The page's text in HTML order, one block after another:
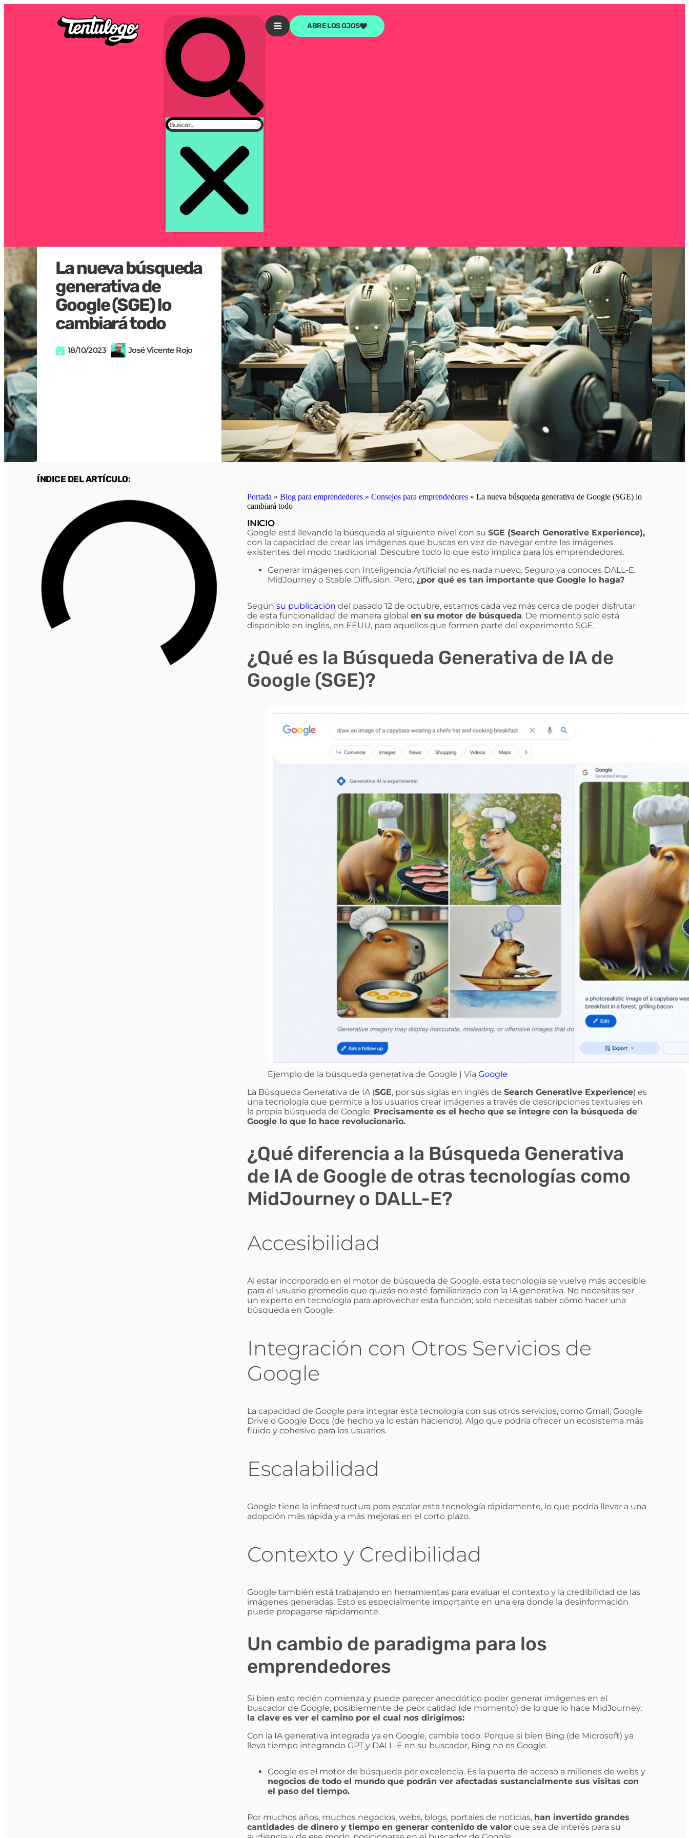
ABRE LOS OJOS
La nueva búsqueda
generativa de
Google (SGE) lo
cambiará todo
18/10/2023 José Vicente Rojo
ÍNDICE DEL ARTÍCULO:
Portada » Blog para emprendedores » Consejos para emprendedores » La nueva búsqueda generativa de Google (SGE) lo
cambiará todo
INICIO
Google está llevando la búsqueda al siguiente nivel con su SGE (Search Generative Experience),
con la capacidad de crear las imágenes que buscas en vez de navegar entre las imágenes
existentes del modo tradicional. Descubre todo lo que esto implica para los emprendedores.
Generar imágenes con Inteligencia Artificial no es nada nuevo. Seguro ya conoces DALL-E,
MidJourney o Stable Diffusion. Pero, ¿por qué es tan importante que Google lo haga?
Según su publicación del pasado 12 de octubre, estamos cada vez más cerca de poder disfrutar
de esta funcionalidad de manera global en su motor de búsqueda. De momento solo está
disponible en inglés, en EEUU, para aquellos que formen parte del experimento SGE.
¿Qué es la Búsqueda Generativa de IA de
Google (SGE)?
Ejemplo de la búsqueda generativa de Google | Vía Google
La Búsqueda Generativa de IA (SGE, por sus siglas en inglés de Search Generative Experience) es
una tecnología que permite a los usuarios crear imágenes a través de descripciones textuales en
la propia búsqueda de Google. Precisamente es el hecho que se integre con la búsqueda de
Google lo que lo hace revolucionario.
¿Qué diferencia a la Búsqueda Generativa
de IA de Google de otras tecnologías como
MidJourney o DALL-E?
Accesibilidad
Al estar incorporado en el motor de búsqueda de Google, esta tecnología se vuelve más accesible
para el usuario promedio que quizás no esté familiarizado con la IA generativa. No necesitas ser
un experto en tecnología para aprovechar esta función; solo necesitas saber cómo hacer una
búsqueda en Google.
Integración con Otros Servicios de
Google
La capacidad de Google para integrar esta tecnología con sus otros servicios, como Gmail, Google
Drive o Google Docs (de hecho ya lo están haciendo). Algo que podría ofrecer un ecosistema más
fluido y cohesivo para los usuarios.
Escalabilidad
Google tiene la infraestructura para escalar esta tecnología rápidamente, lo que podría llevar a una
adopción más rápida y a más mejoras en el corto plazo.
Contexto y Credibilidad
Google también está trabajando en herramientas para evaluar el contexto y la credibilidad de las
imágenes generadas. Esto es especialmente importante en una era donde la desinformación
puede propagarse rápidamente.
Un cambio de paradigma para los
emprendedores
Si bien esto recién comienza y puede parecer anecdótico poder generar imágenes en el
buscador de Google, posiblemente de peor calidad (de momento) de lo que lo hace MidJourney,
la clave es ver el camino por el cual nos dirigimos:
Con la IA generativa integrada ya en Google, cambia todo. Porque si bien Bing (de Microsoft) ya
lleva tiempo integrando GPT y DALL-E en su buscador, Bing no es Google.
Google es el motor de búsqueda por excelencia. Es la puerta de acceso a millones de webs y
negocios de todo el mundo que podrán ver afectadas sustancialmente sus visitas con
el paso del tiempo.
Por muchos años, muchos negocios, webs, blogs, portales de noticias, han invertido grandes
cantidades de dinero y tiempo en generar contenido de valor que sea de interés para su